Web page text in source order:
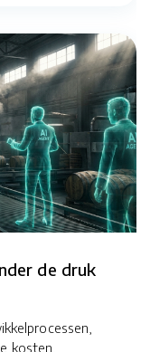
de druk
kosten,